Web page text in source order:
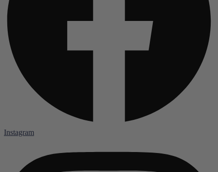
Instagram